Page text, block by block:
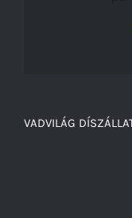
VADVILÁG